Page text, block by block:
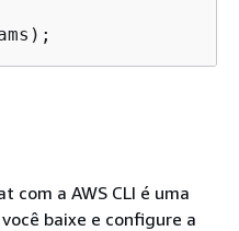
com a AWS CLI é uma
baixe e configure a